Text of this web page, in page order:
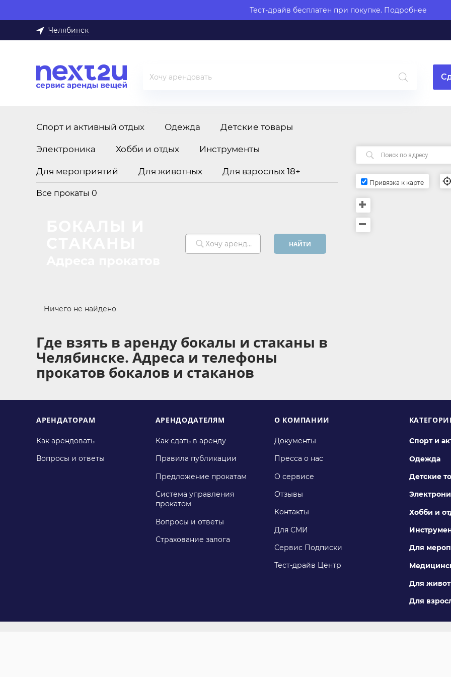
Тест-драйв бесплатен при покупке. Подробнее
Челябинск
Спорт и активный отдых Одежда Детские товары
Электроника Хобби и отдых Инструменты
Для мероприятий Для животных Для взрослых 18+
Все прокаты 0
НАЙТИ
Хочу арендовать...
Ничего не найдено
Где взять в аренду бокалы и стаканы в
Челябинске. Адреса и телефоны
прокатов бокалов и стаканов
Привязка к карте
АРЕНДАТОРАМ
Как арендовать
Вопросы и ответы
АРЕНДОДАТЕЛЯМ
Как сдать в аренду
Правила публикации
Предложение прокатам
Система управления
прокатом
Вопросы и ответы
Страхование залога
О КОМПАНИИ
Документы
Пресса о нас
О сервисе
Отзывы
Контакты
Для СМИ
Сервис Подписки
Тест-драйв Центр
Спорт и
Одежда
Детские
Хобби и
Для
Для
Для